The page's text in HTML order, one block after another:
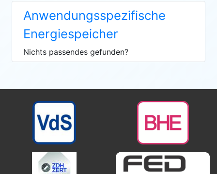
Anwendungsspezifische
Energiespeicher
Nichts passendes gefunden?